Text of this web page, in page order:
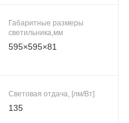
Габаритные размеры
светильника,мм
595×595×81
Световая отдача, [лм/Вт]
135